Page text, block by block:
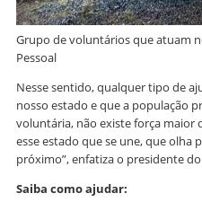
Grupo de voluntários que atuam
Pessoal
Nesse sentido, qualquer tipo de
nosso estado e que a população
voluntária, não existe força maior
esse estado que se une, que olha
próximo”, enfatiza o presidente do
Saiba como ajudar: